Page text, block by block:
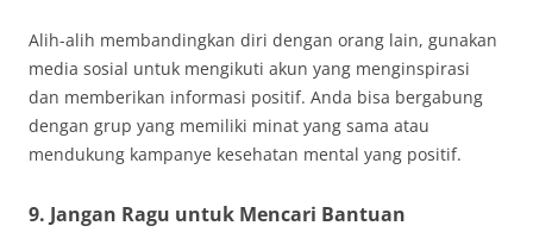
Alih-alih membandingkan diri dengan orang lain, gunakan
media sosial untuk mengikuti akun yang menginspirasi
dan memberikan informasi positif. Anda bisa bergabung
dengan grup yang memiliki minat yang sama atau
mendukung kampanye kesehatan mental yang positif.
9. Jangan Ragu untuk Mencari Bantuan